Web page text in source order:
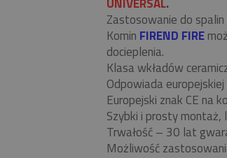
Zastosowanie do spalin
Komin FIREND FIRE
docieplenia.
Klasa wkładów
Odpowiada
Europejski znak CE na
Szybki i prosty montaż,
Trwałość – 30 lat
Możliwość